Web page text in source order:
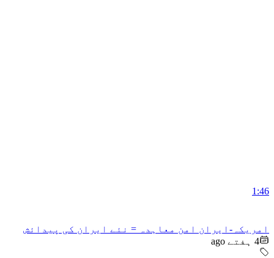
1:46
امریکہ-ایران امن معاہدہ = نئے ایران کی پیدائش
4 ہفتے ago